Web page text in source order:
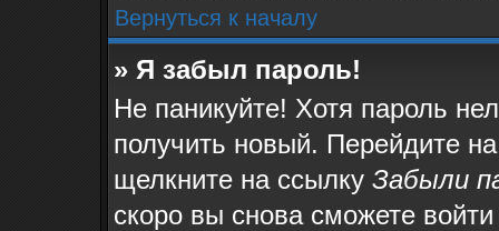
Вернуться к началу
» Я забыл пароль!
Не паникуйте! Хотя пароль
получить новый. Перейдите
щелкните на ссылку Забыли
скоро вы снова сможете